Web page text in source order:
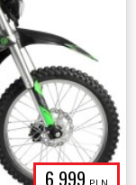
6 999